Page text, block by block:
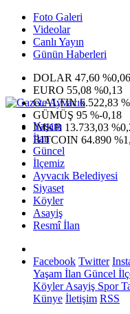
Foto Galeri
Videolar
Canlı Yayın
Günün Haberleri
DOLAR 47,60 %0,06
EURO 55,08 %0,13
G.ALTIN6.522,83
GÜMÜŞ 95 %-0,18
IMKB 13.733,03
BITCOIN 64.890
Yaşam
İlan
Güncel
İlçemiz
Ayvacık Belediyesi
Siyaset
Köyler
Asayiş
Resmî İlan
Facebook Twitter
Yaşam İlan Güncel
KöylerAsayiş Spor
Künye İletişim RSS